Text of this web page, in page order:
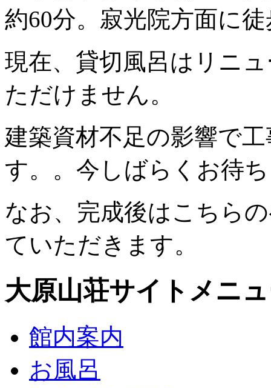
約60分。寂光院方面に
現在、貸切風呂はリニ
ただけません。
建築資材不足の影響で
す。。今しばらくお待
なお、完成後はこちら
ていただきます。
大原山荘サイトメニ
館内案内
お風呂